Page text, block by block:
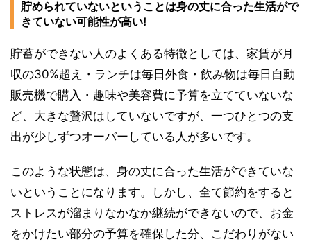
貯められていないということは身の丈に合った生活がで
きていない可能性が高い!
貯蓄ができない人のよくある特徴としては、家賃が月
収の30%超え・ランチは毎日外食・飲み物は毎日自動
販売機で購入・趣味や美容費に予算を立てていないな
ど、大きな贅沢はしていないですが、一つひとつの支
出が少しずつオーバーしている人が多いです。
このような状態は、身の丈に合った生活ができていな
いということになります。しかし、全て節約をすると
ストレスが溜まりなかなか継続ができないので、お金
をかけたい部分の予算を確保した分、こだわりがない